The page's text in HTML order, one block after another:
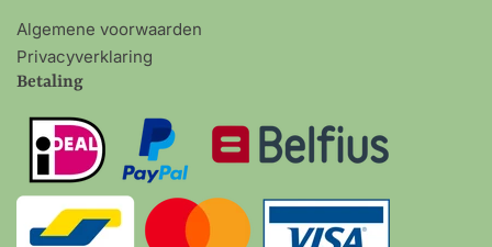
Algemene voorwaarden
Privacyverklaring
Betaling